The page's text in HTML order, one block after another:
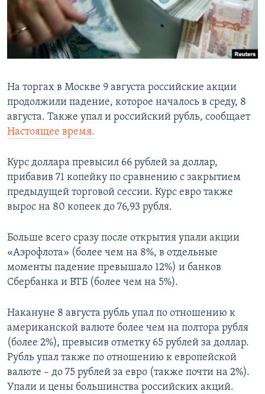
ПОБЕДИТЕЛЕЙ НЕ СУДЯТ?
КРЫМ.НЕПОКОРЕННЫЙ
ELIFBE
ПРИСОЕДИНЯЙТЕСЬ!
Все сайты RFE/RL
На торгах в Москве 9 августа российские акции
продолжили падение, которое началось в среду, 8
августа. Также упал и российский рубль, сообщает
Настоящее время.
Курс доллара превысил 66 рублей за доллар,
прибавив 71 копейку по сравнению с закрытием
предыдущей торговой сессии. Курс евро также
вырос на 80 копеек до 76,93 рубля.
Больше всего сразу после открытия упали акции
«Аэрофлота» (более чем на 8%, в отдельные
моменты падение превышало 12%) и банков
Сбербанка и ВТБ (более чем на 5%).
Накануне 8 августа рубль упал по отношению к
американской валюте более чем на полтора рубля
(более 2%), превысив отметку 65 рублей за доллар.
Рубль упал также по отношению к европейской
валюте – до 75 рублей за евро (также почти на 2%).
Упали и цены большинства российских акций.